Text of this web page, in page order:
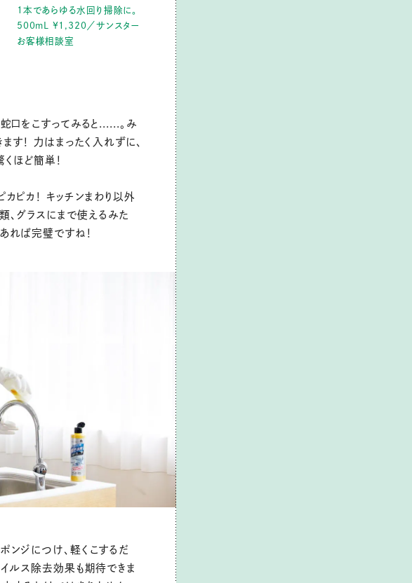
1本であらゆる水回り掃除に。
500mL ¥1,320／サンスター
お客様相談室
口をこすってみると......。み
す！ 力はまったく入れずに、
ほど簡単！
ピカ！ キッチンまわり以外
、グラスにまで使えるみた
れば完璧ですね！
ンジにつけ、軽くこするだ
イルス除去効果も期待できま